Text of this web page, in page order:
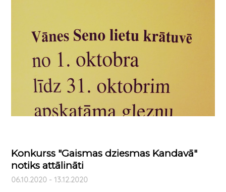
Konkurss "Gaismas dziesmas Kandavā"
notiks attālināti
06.10.2020 - 13.12.2020